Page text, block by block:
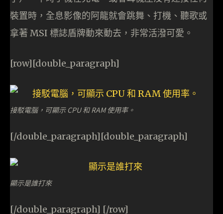
裝置時，全息影像的阿龍就會跳舞、打機、聽歌或
拿著 MSI 標誌盾牌動來動去，非常活潑可愛。
[row][double_paragraph]
接駁電腦，可顯示 CPU 和 RAM 使用率。
[/double_paragraph][double_paragraph]
顯示是誰打來
[/double_paragraph] [/row]